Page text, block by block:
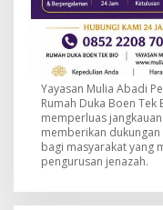
Yayasan Mulia Abadi
Rumah Duka Boen
memperluas
memberikan
bagi masyarakat yang
pengurusan jenazah.